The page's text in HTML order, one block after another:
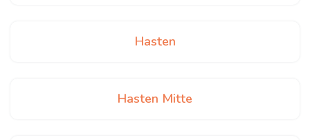
Hasten
Hasten Mitte